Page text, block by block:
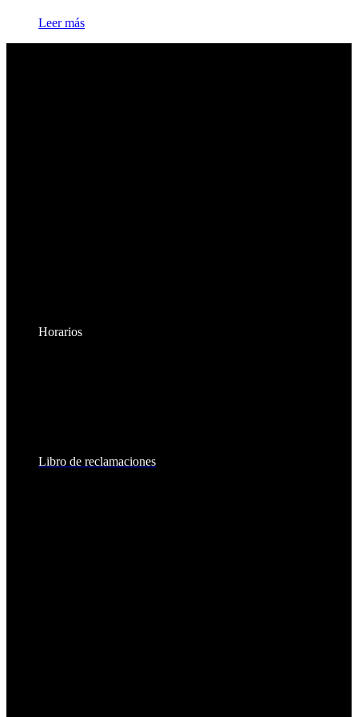
Leer más
Horarios
Libro de reclamaciones